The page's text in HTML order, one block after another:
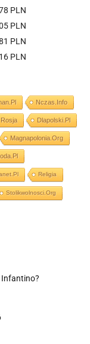
PLN
PLN
PLN
PLN
Nczas.info
Rosja Dlapolski.pl
Magnapolonia.org
Religia
Stolikwolnosci.org
Infantino?